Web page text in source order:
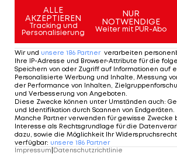
Match ausgetragenen
Benfica Lissabon, Gent oder
Auslosung erfolgt am kommenden
Spieltermin ist der 15. oder 16.
einer Niederlage geht es für Grün-
Oktober in der EL-
weiter, bei einem Erfolg wartet am
29./30. September diesmal in Hin-
das Playoff.
ALLE
AKZEPTIEREN
Tracking und
Personalisierung
NUR
NOTWENDIGE
Weiter mit PUR-Abo
Wir und unsere 186 Partner verarbeiten
Ihre IP-Adresse und Browser-Attribute für die
Speichern von oder Zugriff auf Informationen auf
Personalisierte Werbung und Inhalte, Messung
der Performance von Inhalten,
und Verbesserung von Angeboten
Diese Zwecke können unter Umständen auch:
und Identifikation durch Scannen von Endgeräten
Manche Partner verwenden für gewisse Zwecke
Interesse als Rechtsgrundlage für die
dazu, sowie die Möglichkeit Ihr
verfügbar: unsere 186 Partner
Impressum|Datenschutzrichtlinie